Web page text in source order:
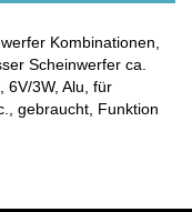
Kombinationen,
Scheinwerfer ca.
6V/3W, Alu, für
gebraucht, Funktion